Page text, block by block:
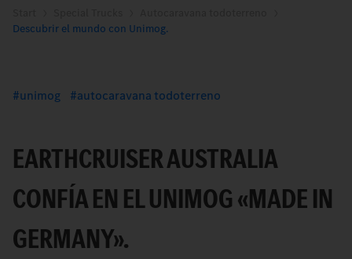
Descubrir el mundo con Unimog.
unimog autocaravana todoterreno
EARTHCRUISER AUSTRALIA
CONFÍA EN EL UNIMOG «MADE IN
GERMANY».